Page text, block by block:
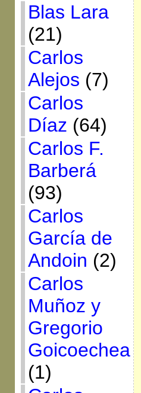
Blas Lara
(21)
Carlos
Alejos (7)
Carlos
Díaz (64)
Carlos F.
Barberá
(93)
Carlos
García de
Andoin (2)
Carlos
Muñoz y
Gregorio
Goicoechea
(1)